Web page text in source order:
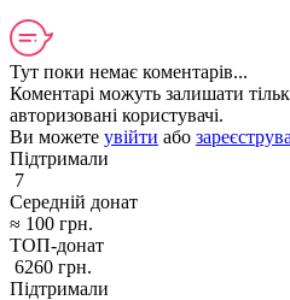
Тут поки немає коментарів...
Коментарі можуть залишати
авторизовані користувачі.
Ви можете увійти або
Підтримали
7
Середній донат
≈ 100 грн.
ТОП-донат
6260 грн.
Підтримали